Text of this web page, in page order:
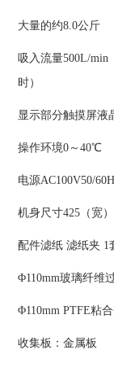
大量的约8.0公斤
吸入流量500L/min
时）
显示部分触摸屏液
操作环境0～40℃
电源AC100V50/
机身尺寸425（宽
配件滤纸 滤纸夹 1
Φ110mm玻璃纤维
Φ110mm PTFE粘
收集板：金属板